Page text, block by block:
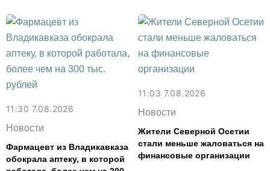
11:30 7.08.2026
Новости
Фармацевт из Владикавказа
обокрала аптеку, в которой
11:03 7.08.2026
Новости
Жители Северной Осетии
стали меньше жаловаться на
финансовые организации